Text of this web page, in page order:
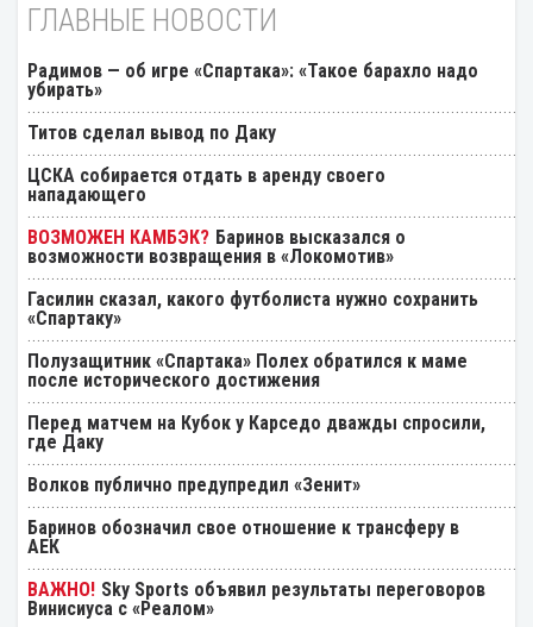
ГЛАВНЫЕ НОВОСТИ
Радимов — об игре «Спартака»: «Такое барахло надо
убирать»
Титов сделал вывод по Даку
ЦСКА собирается отдать в аренду своего
нападающего
Баринов высказался о
возможности возвращения в «Локомотив»
Гасилин сказал, какого футболиста нужно сохранить
«Спартаку»
Полузащитник «Спартака» Полех обратился к маме
после исторического достижения
Перед матчем на Кубок у Карседо дважды спросили,
где Даку
Волков публично предупредил «Зенит»
Баринов обозначил свое отношение к трансферу в
АЕК
Sky Sports объявил результаты переговоров
Винисиуса с «Реалом»